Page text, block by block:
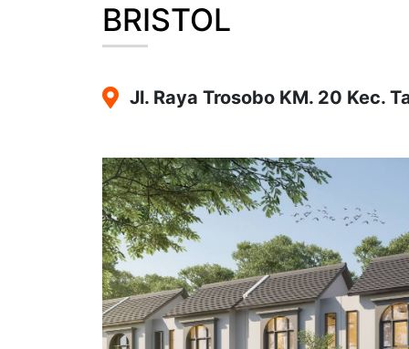
BRISTOL
Jl. Raya Trosobo KM. 20 Kec.